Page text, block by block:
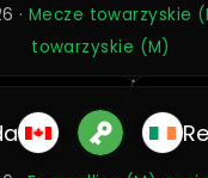
· Mecze towarzyskie
towarzyskie (M)